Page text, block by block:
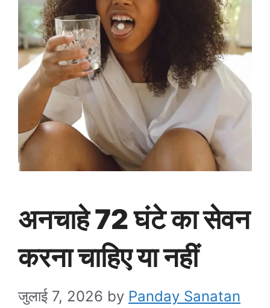
अनचाहे 72 घंटे का सेवन
करना चाहिए या नहीं
जुलाई 7, 2026 by Panday Sanatan